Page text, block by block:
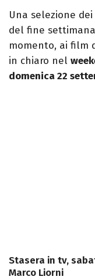
come
Nuovi
stampa.
Una selezione
del fine
momento, ai film
in chiaro nel
domenica 22
Stasera in tv,
Marco Liorni